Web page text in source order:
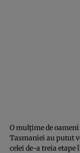
O mulțime de
Tasmaniei au putut
celei de-a treia etape